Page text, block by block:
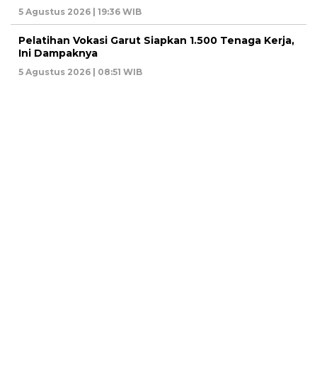
5 Agustus 2026 | 19:36 WIB
Pelatihan Vokasi Garut Siapkan 1.500 Tenaga Kerja,
Ini Dampaknya
5 Agustus 2026 | 08:51 WIB